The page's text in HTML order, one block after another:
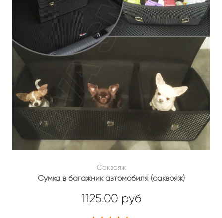
Саквояж
Сумка в багажник автомобиля (саквояж)
1125.00 руб